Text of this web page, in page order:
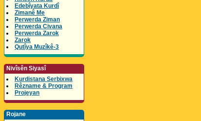
Edebîyata Kurdî
Zimanê Me
Perwerda Ziman
Perwerda Civana
Perwerda Zarok
Zarok
Qutîya Muzîkê-3
Nivîsên Siyasî
Kurdistana Serbixwa
Rêzname & Program
Projeyan
Rojane